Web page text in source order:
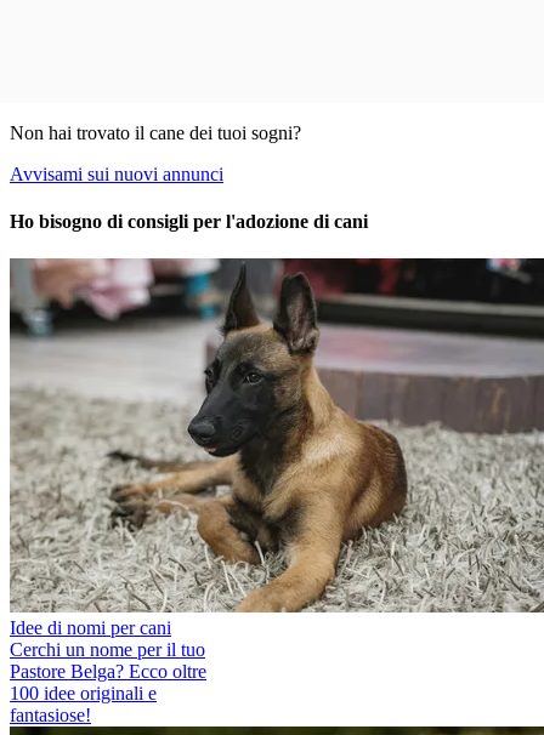
Non hai trovato il cane dei tuoi sogni?
Avvisami sui nuovi annunci
Ho bisogno di consigli per l'adozione di cani
Idee di nomi per cani
Cerchi un nome per il tuo
Pastore Belga? Ecco oltre
100 idee originali e
fantasiose!